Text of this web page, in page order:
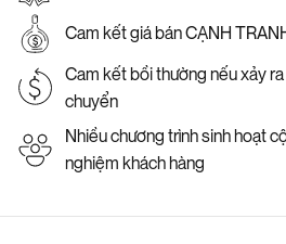
Cam kết giá bán CẠNH
Cam kết bồi thường nếu xảy
chuyển
Nhiều chương trình sinh hoạt
nghiệm khách hàng